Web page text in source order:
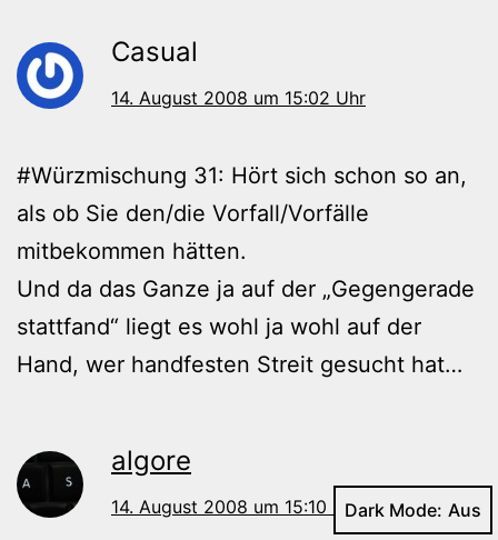
Casual
14. August 2008 um 15:02 Uhr
#Würzmischung 31: Hört sich schon so an,
als ob Sie den/die Vorfall/Vorfälle
mitbekommen hätten.
Und da das Ganze ja auf der „Gegengerade
stattfand“ liegt es wohl ja wohl auf der
Hand, wer handfesten Streit gesucht hat…
algore
14. August 2008 um 15:10 UhrDark Mode: